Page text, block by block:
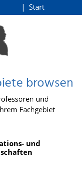
Start
browsen
und
Fachgebiet
und